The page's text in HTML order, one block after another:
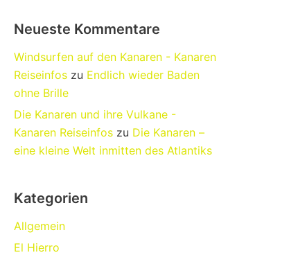
Neueste Kommentare
Windsurfen auf den Kanaren - Kanaren
Reiseinfos zu Endlich wieder Baden
ohne Brille
Die Kanaren und ihre Vulkane -
Kanaren Reiseinfos zu Die Kanaren –
eine kleine Welt inmitten des Atlantiks
Kategorien
Allgemein
El Hierro